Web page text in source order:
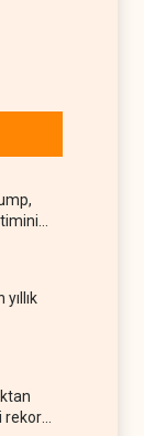
rekor